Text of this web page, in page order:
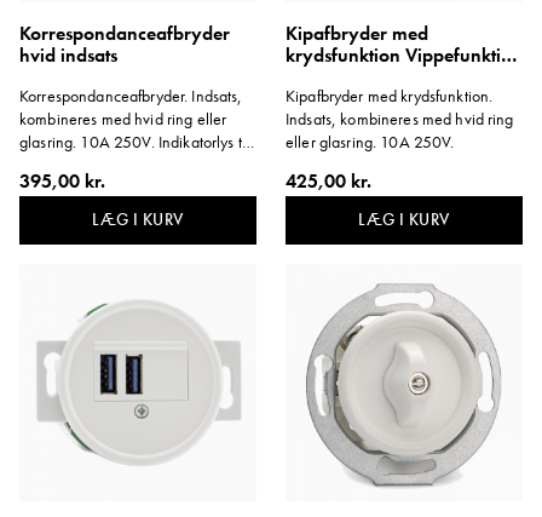
Korrespondanceafbryder
hvid indsats
Korrespondanceafbryder. Indsats,
kombineres med hvid ring eller
glasring. 10A 250V. Indikatorlys til
Indikatoren lyser, når lampen i
rummet er tændt.
395,00 kr.
LÆG I KURV
Kipafbryder med
krydsfunktion Vippefunktion
Kipafbryder med krydsfunktion.
Indsats, kombineres med hvid ring
eller glasring. 10A 250V.
425,00 kr.
LÆG I KURV